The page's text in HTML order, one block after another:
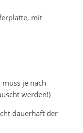
mit
je nach
werden!)
dauerhaft der